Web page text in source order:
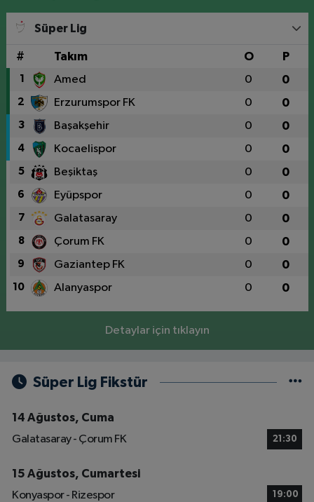
Süper Lig
# Takım O P
1 Amed 0 0
2 Erzurumspor FK 0 0
3 Başakşehir 0 0
4 Kocaelispor 0 0
5 Beşiktaş 0 0
6 Eyüpspor 0 0
7 Galatasaray 0 0
8 Çorum FK 0 0
9 Gaziantep FK 0 0
10 Alanyaspor 0 0
Detaylar için tıklayın
Süper Lig Fikstür
14 Ağustos, Cuma
Galatasaray - Çorum FK
21:30
15 Ağustos, Cumartesi
Konyaspor - Rizespor
19:00